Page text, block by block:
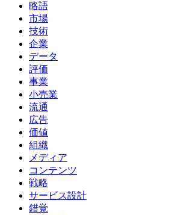
略語
市場
技術
企業
データ
評価
事業
小売業
流通
広告
価値
組織
メディア
コンテンツ
戦略
サービス設計
錯覚